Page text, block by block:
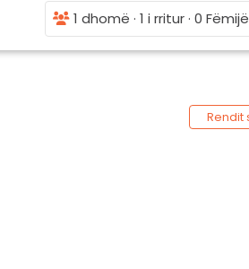
1 dhomë · 1 i rritur · 0 Fëmijë